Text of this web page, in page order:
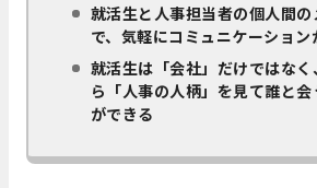
就活生と人事担当者の個人間
で、気軽にコミュニケーション
就活生は「会社」だけではな
ら「人事の人柄」を見て誰と
ができる